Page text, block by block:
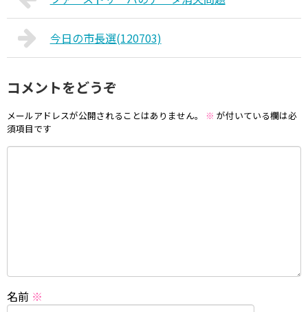
今日の市長選(120703)
コメントをどうぞ
メールアドレスが公開されることはありません。 ※ が付いている欄は必
須項目です
名前 ※